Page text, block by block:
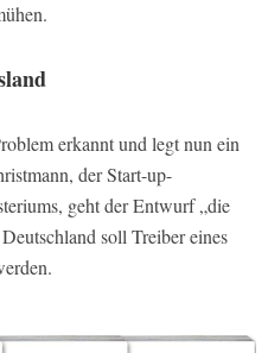
erkannt und legt nun ein
der Start-up-
geht der Entwurf „die
soll Treiber eines